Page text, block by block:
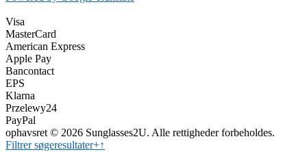
Visa
MasterCard
American Express
Apple Pay
Bancontact
EPS
Klarna
Przelewy24
PayPal
ophavsret © 2026 Sunglasses2U. Alle rettigheder forbeholdes.
Filtrer søgeresultater+↑